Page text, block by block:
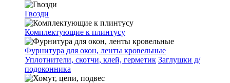
Гвозди
Комплектующие к плинтусу
Фурнитура для окон, ленты кровельные
Уплотнители, скотчи, клей, герметик Заглушки д/
подоконника